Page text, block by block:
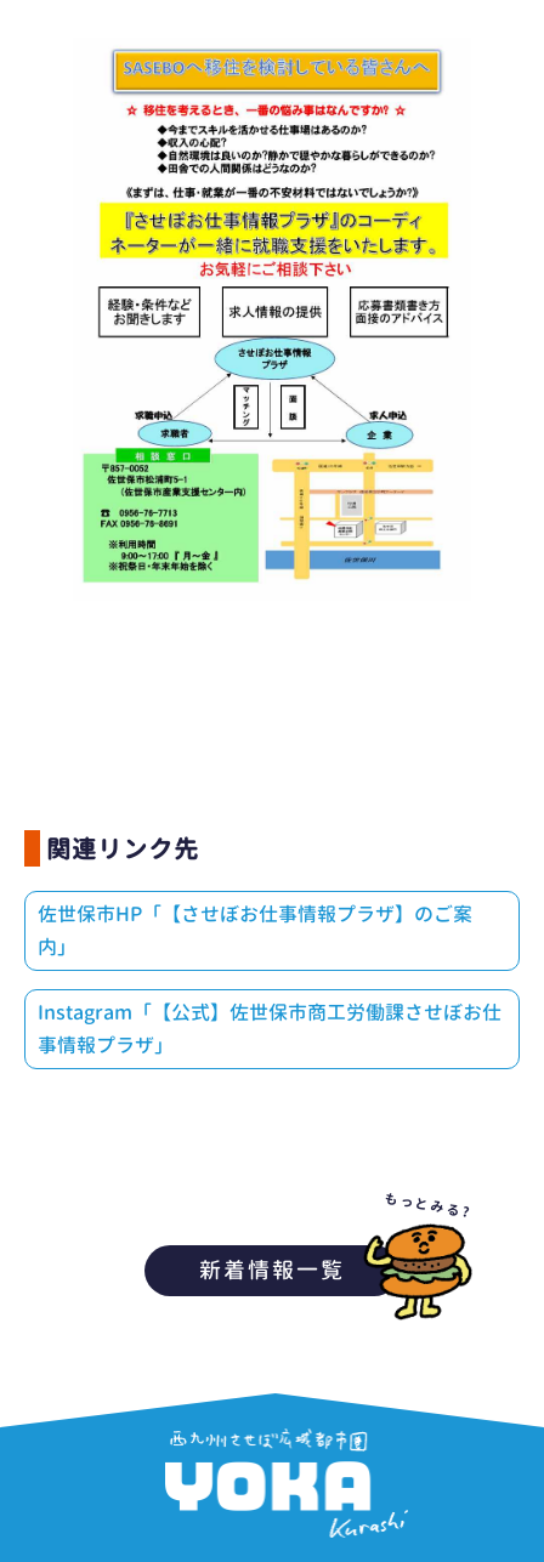
関連リンク先
佐世保市HP「【させぼお仕事情報プラザ】のご案
内」
Instagram「【公式】佐世保市商工労働課させぼお仕
事情報プラザ」
新着情報一覧
もっとみる?